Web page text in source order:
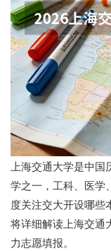
上海交通大学是中国
学之一，工科、医学
度关注交大开设哪些
将详细解读上海交通
力志愿填报。